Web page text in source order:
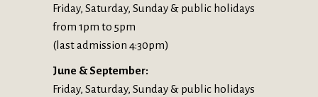
Friday, Saturday, Sunday & public holidays
from 1pm to 5pm
(last admission 4:30pm)
June & September:
Friday, Saturday, Sunday & public holidays